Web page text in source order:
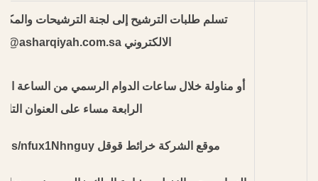
تسلم طلبات الترشيح إلى لجنة الترشيحات
الالكتروني sjassas@asharqiyah.com.sa
أو مناولة خلال ساعات الدوام الرسمي من الساعة
الرابعة مساء على العنوان
موقع الشركة خرائط قوقل https://goo.gl/maps/nfux1Nhnguy